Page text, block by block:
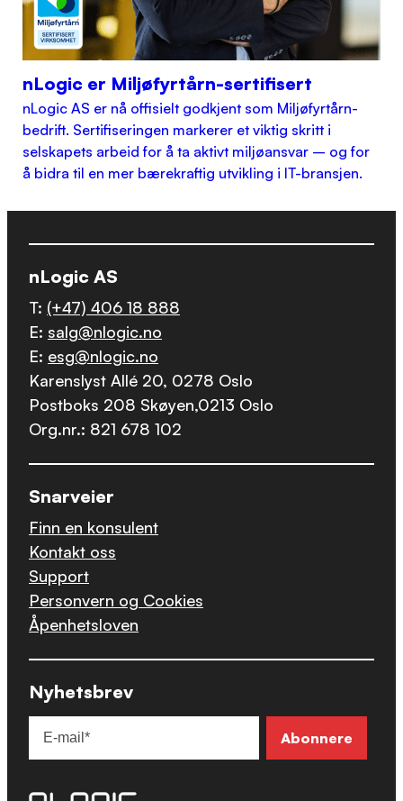
nLogic er Miljøfyrtårn-sertifisert
nLogic AS er nå offisielt godkjent som Miljøfyrtårn-
bedrift. Sertifiseringen markerer et viktig skritt i
selskapets arbeid for å ta aktivt miljøansvar – og for
å bidra til en mer bærekraftig utvikling i IT-bransjen.
nLogic AS
T: (+47) 406 18 888
E: salg@nlogic.no
E: esg@nlogic.no
Karenslyst Allé 20, 0278 Oslo
Postboks 208 Skøyen,0213 Oslo
Org.nr.: 821 678 102
Snarveier
Finn en konsulent
Kontakt oss
Support
Personvern og Cookies
Åpenhetsloven
Nyhetsbrev